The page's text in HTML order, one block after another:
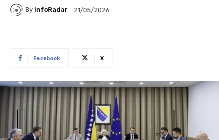
By InfoRadar 21/05/2026
Facebook X